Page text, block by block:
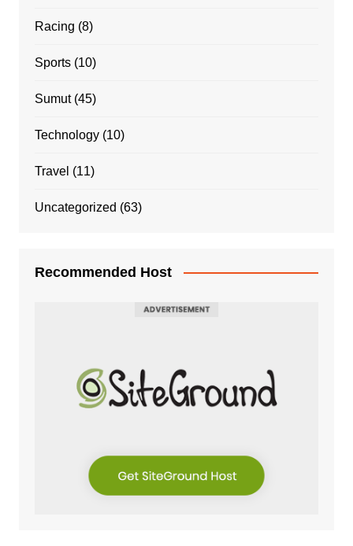
Racing (8)
Sports(10)
Sumut(45)
Technology(10)
Travel (11)
Uncategorized (63)
Recommended Host